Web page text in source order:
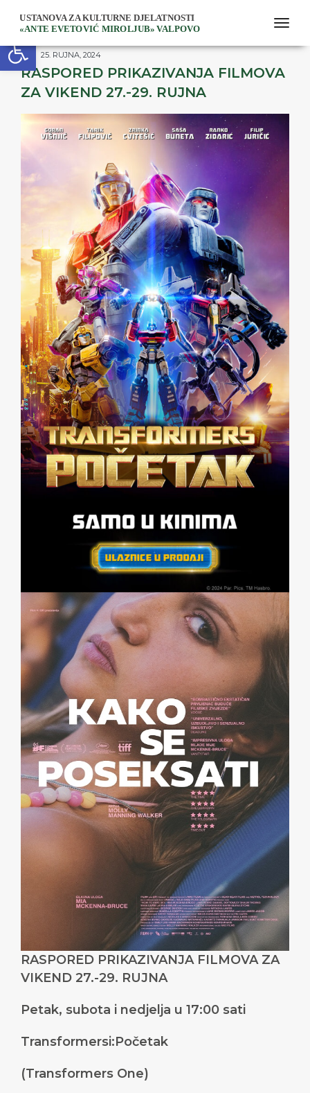
Open toolbar
25. RUJNA, 2024
RASPORED PRIKAZIVANJA FILMOVA
ZA VIKEND 27.-29. RUJNA
RASPORED PRIKAZIVANJA FILMOVA ZA
VIKEND 27.-29. RUJNA
Petak, subota i nedjelja u 17:00 sati
Transformersi:Početak
(Transformers One)